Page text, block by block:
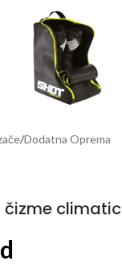
/Dodatna Oprema
čizme climatic